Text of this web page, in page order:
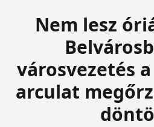
Nem lesz
városvezetés
arculat